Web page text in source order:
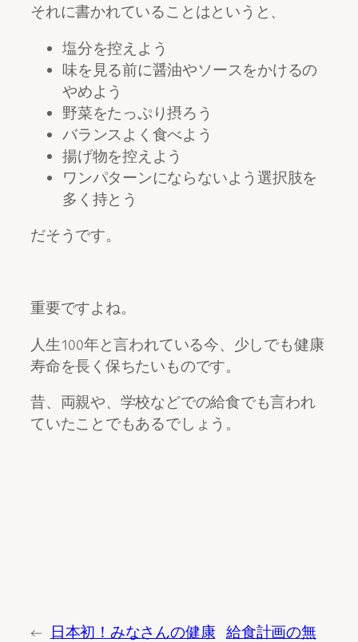
それに書かれていることはというと、
塩分を控えよう
味を見る前に醤油やソースをかけるの
やめよう
野菜をたっぷり摂ろう
バランスよく食べよう
揚げ物を控えよう
ワンパターンにならないよう選択肢を
多く持とう
だそうです。
重要ですよね。
人生100年と言われている今、少しでも健康
寿命を長く保ちたいものです。
昔、両親や、学校などでの給食でも言われ
ていたことでもあるでしょう。
← 日本初！みなさんの健康 給食計画の無